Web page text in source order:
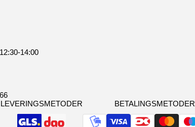
14:00
LEVERINGSMETODER
BETALINGSMETODER